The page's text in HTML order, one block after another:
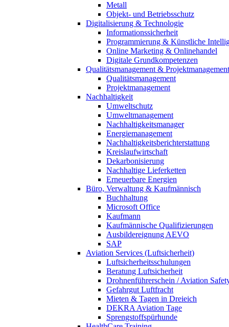
Metall
Objekt- und Betriebsschutz
Digitalisierung & Technologie
Informationssicherheit
Programmierung & Künstliche
Online Marketing & Onlinehandel
Digitale Grundkompetenzen
Qualitätsmanagement & Projektmanagement
Qualitätsmanagement
Projektmanagement
Nachhaltigkeit
Umweltschutz
Umweltmanagement
Nachhaltigkeitsmanager
Energiemanagement
Nachhaltigkeitsberichterstattung
Kreislaufwirtschaft
Dekarbonisierung
Nachhaltige Lieferketten
Erneuerbare Energien
Büro, Verwaltung & Kaufmännisch
Buchhaltung
Microsoft Office
Kaufmann
Kaufmännische Qualifizierungen
Ausbildereignung AEVO
SAP
Aviation Services (Luftsicherheit)
Luftsicherheitsschulungen
Beratung Luftsicherheit
Drohnenführerschein / Aviation
Gefahrgut Luftfracht
Mieten & Tagen in Dreieich
DEKRA Aviation Tage
Sprengstoffspürhunde